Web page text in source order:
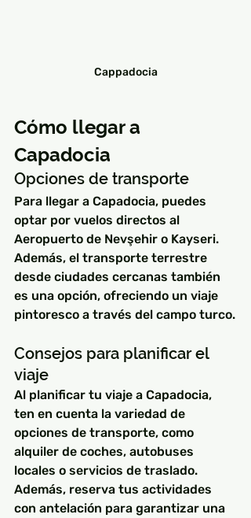
Cappadocia
Cómo llegar a
Capadocia
Opciones de transporte
Para llegar a Capadocia, puedes
optar por vuelos directos al
Aeropuerto de Nevşehir o Kayseri.
Además, el transporte terrestre
desde ciudades cercanas también
es una opción, ofreciendo un viaje
pintoresco a través del campo turco.
Consejos para planificar el
viaje
Al planificar tu viaje a Capadocia,
ten en cuenta la variedad de
opciones de transporte, como
alquiler de coches, autobuses
locales o servicios de traslado.
Además, reserva tus actividades
con antelación para garantizar una